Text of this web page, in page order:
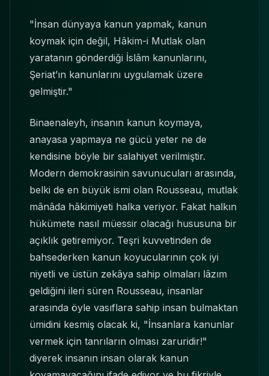
"İnsan dünyaya kanun yapmak, kanun
koymak için değil, Hâkim-i Mutlak olan
yaratanın gönderdiği İslâm kanunlarını,
Şeriat’ın kanunlarını uygulamak üzere
gelmiştir."
Binaenaleyh, insanın kanun koymaya,
anayasa yapmaya ne gücü yeter ne de
kendisine böyle bir salahiyet verilmiştir.
Modern demokrasinin savunucuları arasında,
belki de en büyük ismi olan Rousseau, mutlak
mânâda hâkimiyeti halka veriyor. Fakat halkın
hükümete nasıl müessir olacağı hususuna bir
açıklık getiremiyor. Teşri kuvvetinden de
bahsederken kanun koyucularının çok iyi
niyetli ve üstün zekâya sahip olmaları lâzım
geldiğini ileri süren Rousseau, insanlar
arasında öyle vasıflara sahip insan bulmaktan
ümidini kesmiş olacak ki, "İnsanlara kanunlar
vermek için tanrıların olması zaruridir!"
diyerek insanın insan olarak kanun